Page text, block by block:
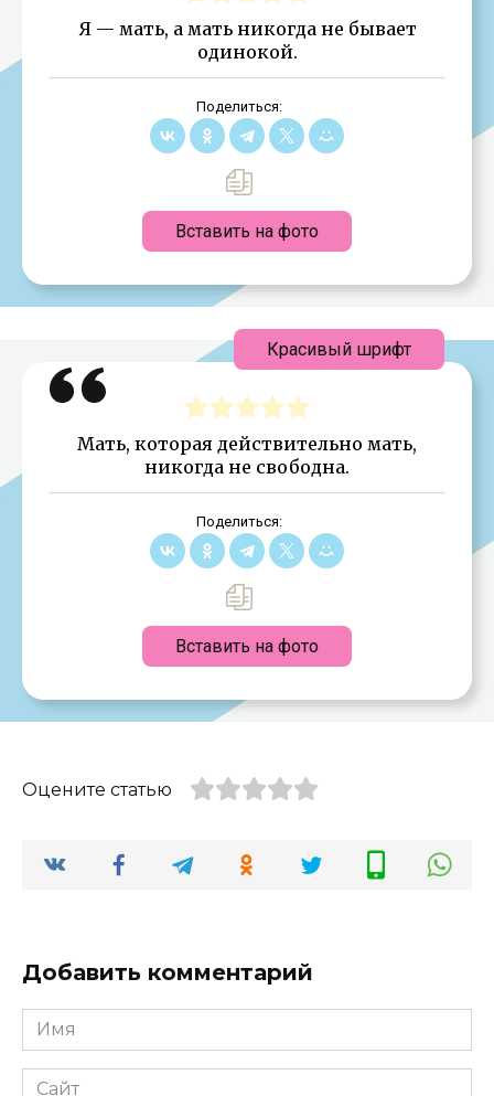
Я — мать, а мать никогда не бывает
одинокой.
Поделиться:
Вставить на фото
Мать, которая действительно мать,
никогда не свободна.
Поделиться:
Вставить на фото
Красивый шрифт
Оцените статью
Добавить комментарий
Имя
*
Сайт